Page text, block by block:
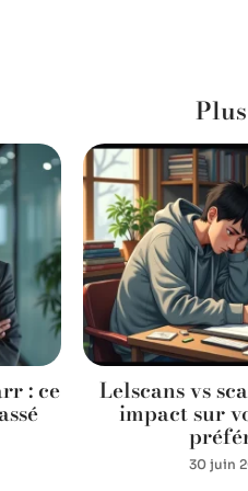
: ce Lelscans vs
impact sur
30 juin